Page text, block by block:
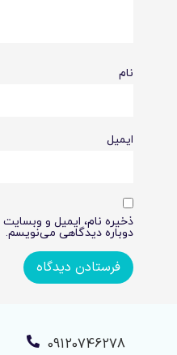
نام
ایمیل
ذخیره نام، ایمیل و
دوباره دیدگاهی می‌نویسم.
09120746278